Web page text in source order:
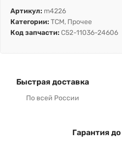
Артикул: m4226
Категории: TCM, Прочее
Код запчасти: C52-11036-24606
Быстрая доставка
По всей России
Гарантия